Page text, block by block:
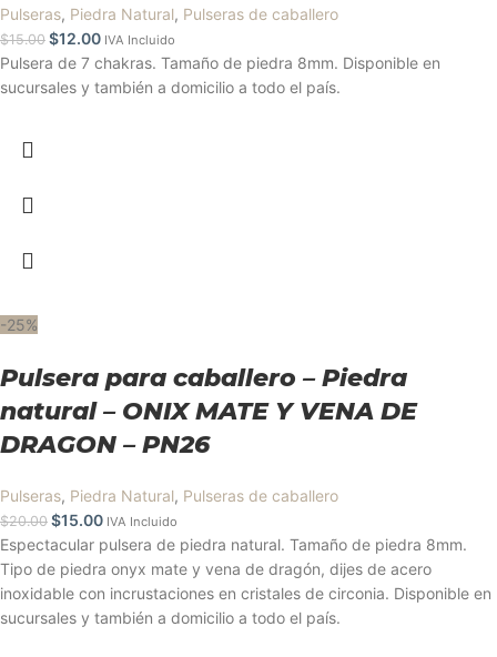
Pulseras, Piedra Natural, Pulseras de caballero
$15.00 $12.00 IVA Incluido
Pulsera de 7 chakras. Tamaño de piedra 8mm. Disponible en
sucursales y también a domicilio a todo el país.
-25%
Pulsera para caballero – Piedra
natural – ONIX MATE Y VENA DE
DRAGON – PN26
Pulseras, Piedra Natural, Pulseras de caballero
$20.00 $15.00 IVA Incluido
Espectacular pulsera de piedra natural. Tamaño de piedra 8mm.
Tipo de piedra onyx mate y vena de dragón, dijes de acero
inoxidable con incrustaciones en cristales de circonia. Disponible en
sucursales y también a domicilio a todo el país.